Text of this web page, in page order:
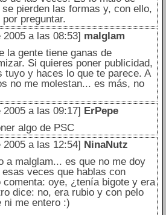
pierden las formas y, con ello,
preguntar.
a las 08:53] malglam
la gente tiene ganas de
Si quieres poner publicidad,
tuyo y haces lo que te parece. A
no me molestan... es más, no
a las 09:17] ErPepe
algo de PSC
a las 12:54] NinaNutz
a malglam... es que no me doy
veces que hablas con
comenta: oye, ¿tenía bigote y era
dice: no, era rubio y con pelo
ni me entero :)